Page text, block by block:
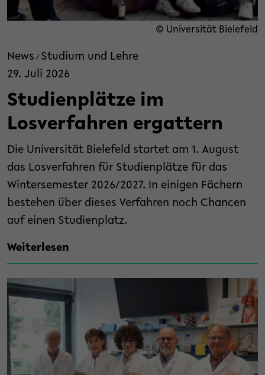
© Universität Bielefeld
News / Studium und Lehre
29. Juli 2026
Studienplätze im
Losverfahren ergattern
Die Universität Bielefeld startet am 1. August
das Losverfahren für Studienplätze für das
Wintersemester 2026/2027. In einigen Fächern
bestehen über dieses Verfahren noch Chancen
auf einen Studienplatz.
Weiterlesen